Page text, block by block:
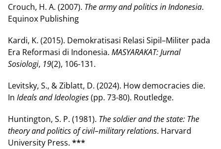
Crouch, H. A. (2007). The army and politics in Indonesia.
Equinox Publishing
Kardi, K. (2015). Demokratisasi Relasi Sipil–Militer pada
Era Reformasi di Indonesia. MASYARAKAT: Jurnal
Sosiologi, 19(2), 106-131.
Levitsky, S., & Ziblatt, D. (2024). How democracies die.
In Ideals and Ideologies(pp. 73-80). Routledge.
Huntington, S. P. (1981). The soldier and the state: The
theory and politics of civil–military relations. Harvard
University Press. ***